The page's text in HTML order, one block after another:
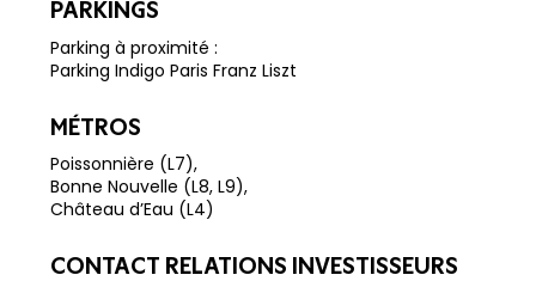
PARKINGS
Parking à proximité :
Parking Indigo Paris Franz Liszt
MÉTROS
Poissonnière (L7),
Bonne Nouvelle (L8, L9),
Château d’Eau (L4)
CONTACT RELATIONS INVESTISSEURS